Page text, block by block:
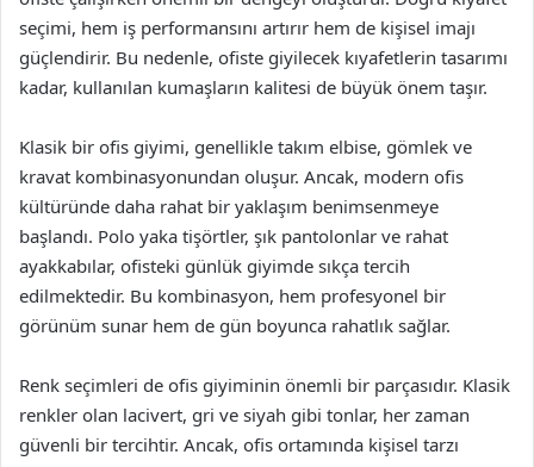
seçimi, hem iş performansını artırır hem de kişisel imajı
güçlendirir. Bu nedenle, ofiste giyilecek kıyafetlerin tasarımı
kadar, kullanılan kumaşların kalitesi de büyük önem taşır.
Klasik bir ofis giyimi, genellikle takım elbise, gömlek ve
kravat kombinasyonundan oluşur. Ancak, modern ofis
kültüründe daha rahat bir yaklaşım benimsenmeye
başlandı. Polo yaka tişörtler, şık pantolonlar ve rahat
ayakkabılar, ofisteki günlük giyimde sıkça tercih
edilmektedir. Bu kombinasyon, hem profesyonel bir
görünüm sunar hem de gün boyunca rahatlık sağlar.
Renk seçimleri de ofis giyiminin önemli bir parçasıdır. Klasik
renkler olan lacivert, gri ve siyah gibi tonlar, her zaman
güvenli bir tercihtir. Ancak, ofis ortamında kişisel tarzı